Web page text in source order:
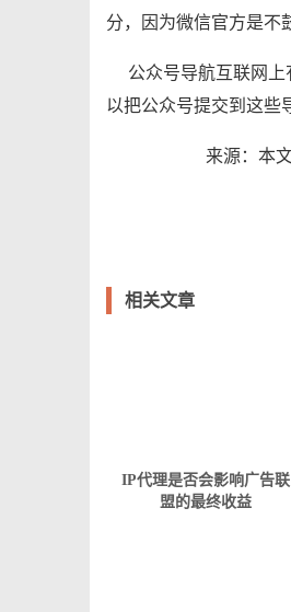
分，因为微信官方是不
公众号导航互联网
以把公众号提交到这些
来源：本
相关文章
IP代理是否会影响广告联
盟的最终收益